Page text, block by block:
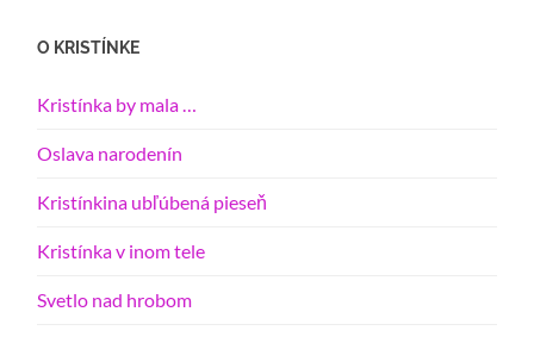
O KRISTÍNKE
Kristínka by mala …
Oslava narodenín
Kristínkina ubľúbená pieseň
Kristínka v inom tele
Svetlo nad hrobom